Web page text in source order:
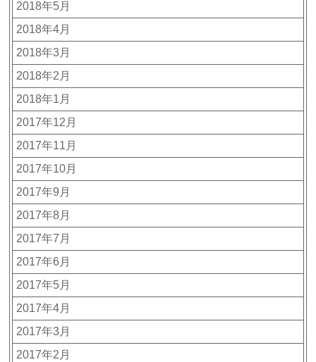
2018年5月
2018年4月
2018年3月
2018年2月
2018年1月
2017年12月
2017年11月
2017年10月
2017年9月
2017年8月
2017年7月
2017年6月
2017年5月
2017年4月
2017年3月
2017年2月